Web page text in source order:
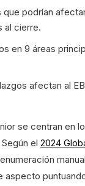
que podrían
al cierre.
en 9 áreas
afectan al
se centran en
el 2024
aspecto